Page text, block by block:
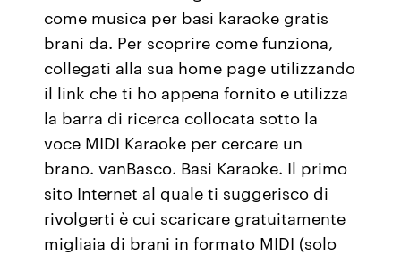
come musica per basi karaoke gratis
brani da. Per scoprire come funziona,
collegati alla sua home page utilizzando
il link che ti ho appena fornito e utilizza
la barra di ricerca collocata sotto la
voce MIDI Karaoke per cercare un
brano. vanBasco. Basi Karaoke. Il primo
sito Internet al quale ti suggerisco di
rivolgerti è cui scaricare gratuitamente
migliaia di brani in formato MIDI (solo